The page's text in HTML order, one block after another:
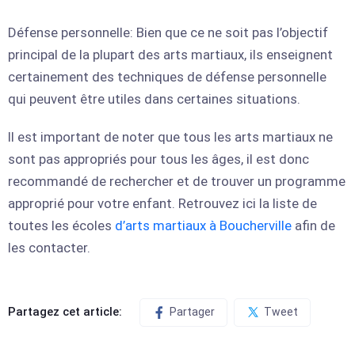
Défense personnelle: Bien que ce ne soit pas l’objectif
principal de la plupart des arts martiaux, ils enseignent
certainement des techniques de défense personnelle
qui peuvent être utiles dans certaines situations.
Il est important de noter que tous les arts martiaux ne
sont pas appropriés pour tous les âges, il est donc
recommandé de rechercher et de trouver un programme
approprié pour votre enfant. Retrouvez ici la liste de
toutes les écoles d’arts martiaux à Boucherville afin de
les contacter.
Partagez cet article: Partager Tweet